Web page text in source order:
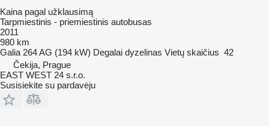
Kaina pagal užklausimą
Tarpmiestinis - priemiestinis autobusas
2011
980 km
Galia 264 AG (194 kW) Degalai dyzelinas Vietų skaičius 42
Čekija, Prague
EAST WEST 24 s.r.o.
Susisiekite su pardavėju